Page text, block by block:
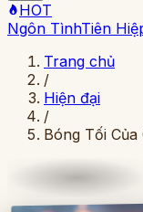
HOT
Ngôn TìnhTiên
Trang chủ
/
Hiện đại
/
Bóng Tối Của